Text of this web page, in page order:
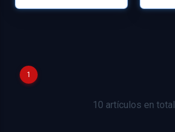
1
10 artículos en total